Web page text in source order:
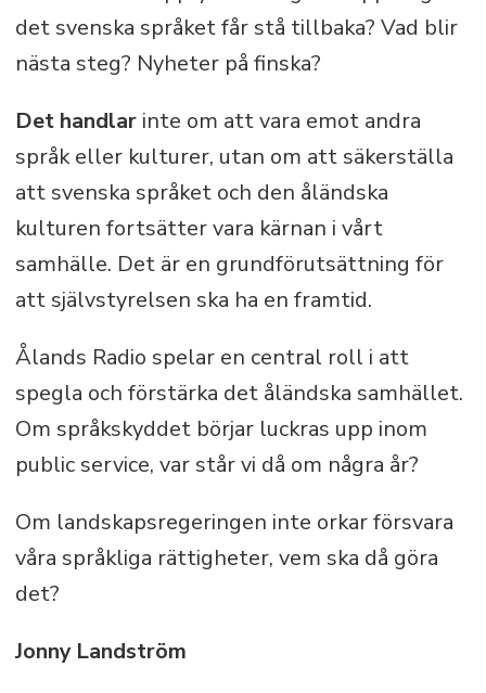
det svenska språket får stå tillbaka? Vad blir
nästa steg? Nyheter på finska?
Det handlarinte om att vara emot andra
språk eller kulturer, utan om att säkerställa
att svenska språket och den åländska
kulturen fortsätter vara kärnan i vårt
samhälle. Det är en grundförutsättning för
att självstyrelsen ska ha en framtid.
Ålands Radio spelar en central roll i att
spegla och förstärka det åländska samhället.
Om språkskyddet börjar luckras upp inom
public service, var står vi då om några år?
Om landskapsregeringen inte orkar försvara
våra språkliga rättigheter, vem ska då göra
det?
Jonny Landström